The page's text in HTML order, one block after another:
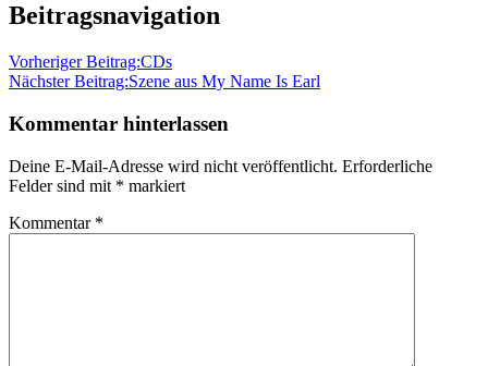
Beitragsnavigation
Vorheriger Beitrag:CDs
Nächster Beitrag:Szene aus My Name Is Earl
Kommentar hinterlassen
Deine E-Mail-Adresse wird nicht veröffentlicht. Erforderliche
Felder sind mit * markiert
Kommentar *